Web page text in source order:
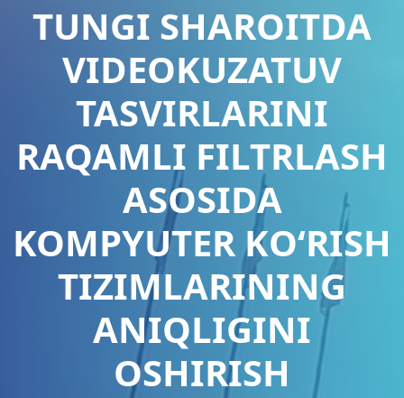
TUNGI SHAROITDA
VIDEOKUZATUV
TASVIRLARINI
RAQAMLI FILTRLASH
ASOSIDA
KOMPYUTER KО‘RISH
TIZIMLARINING
ANIQLIGINI
OSHIRISH